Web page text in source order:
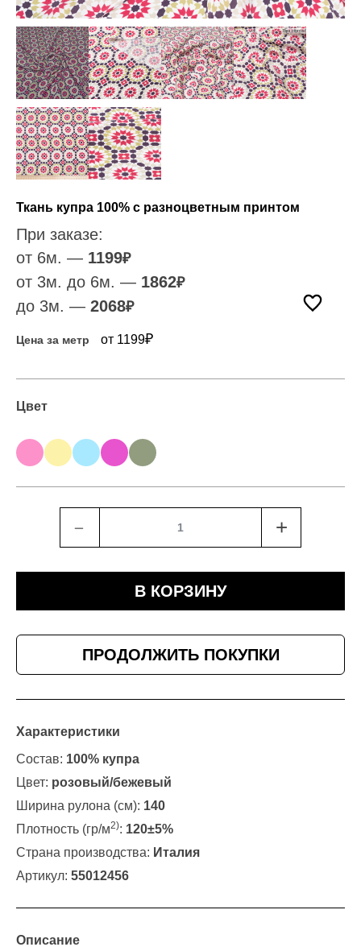
Ткань купра 100% с разноцветным принтом
При заказе:
от 6м. — 1199₽
от 3м. до 6м. — 1862₽
до 3м. — 2068₽
Цена за метр от 1199₽
Цвет
﹣ +
В КОРЗИНУ
ПРОДОЛЖИТЬ ПОКУПКИ
Характеристики
Состав: 100% купра
Цвет: розовый/бежевый
Ширина рулона (см): 140
Плотность (гр/м2): 120±5%
Страна производства: Италия
Артикул: 55012456
Описание